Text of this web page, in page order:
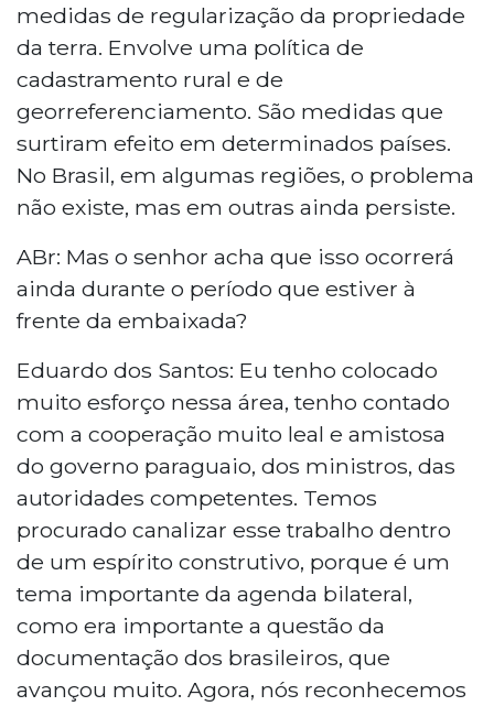
medidas de regularização da propriedade
da terra. Envolve uma política de
cadastramento rural e de
georreferenciamento. São medidas que
surtiram efeito em determinados países.
No Brasil, em algumas regiões, o problema
não existe, mas em outras ainda persiste.
ABr: Mas o senhor acha que isso ocorrerá
ainda durante o período que estiver à
frente da embaixada?
Eduardo dos Santos: Eu tenho colocado
muito esforço nessa área, tenho contado
com a cooperação muito leal e amistosa
do governo paraguaio, dos ministros, das
autoridades competentes. Temos
procurado canalizar esse trabalho dentro
de um espírito construtivo, porque é um
tema importante da agenda bilateral,
como era importante a questão da
documentação dos brasileiros, que
avançou muito. Agora, nós reconhecemos